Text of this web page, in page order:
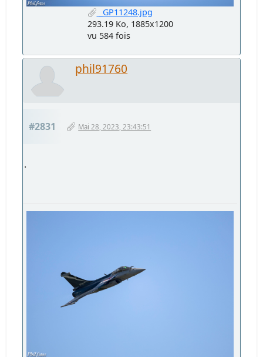
_GP11248.jpg
293.19 Ko, 1885x1200
vu 584 fois
phil91760
#2831 Mai 28, 2023, 23:43:51
.